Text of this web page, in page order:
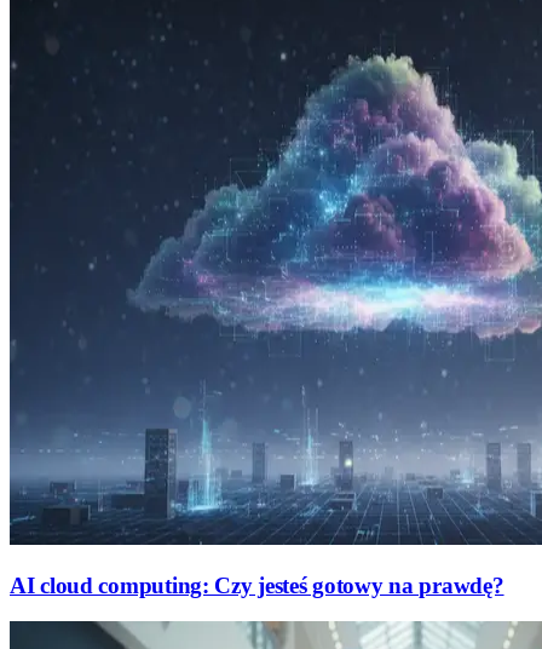
AI cloud computing: Czy jesteś gotowy na prawdę?